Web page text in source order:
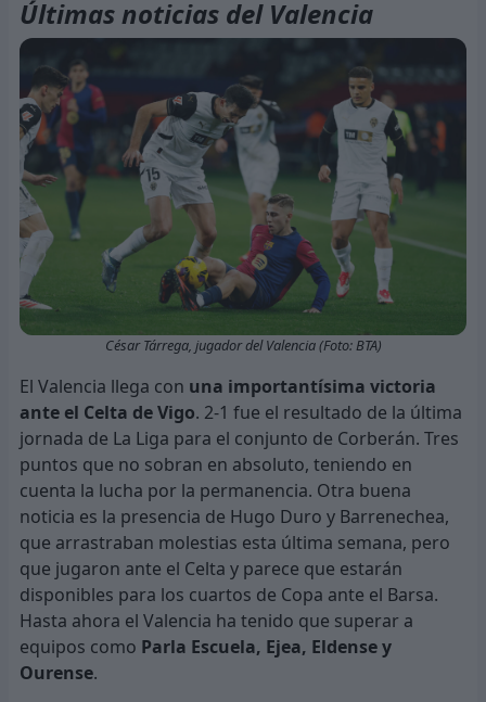
Últimas noticias del Valencia
César Tárrega, jugador del Valencia (Foto: BTA)
El Valencia llega con una importantísima victoria
ante el Celta de Vigo. 2-1 fue el resultado de la última
jornada de La Liga para el conjunto de Corberán. Tres
puntos que no sobran en absoluto, teniendo en
cuenta la lucha por la permanencia. Otra buena
noticia es la presencia de Hugo Duro y Barrenechea,
que arrastraban molestias esta última semana, pero
que jugaron ante el Celta y parece que estarán
disponibles para los cuartos de Copa ante el Barsa.
Hasta ahora el Valencia ha tenido que superar a
equipos como Parla Escuela, Ejea, Eldense y
Ourense.